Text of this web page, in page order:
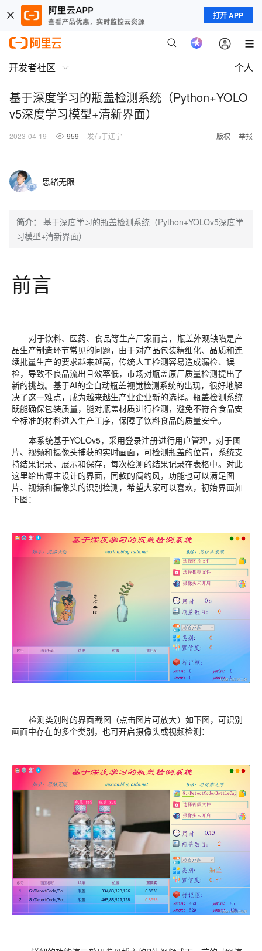
打开 APP
开发者社区 个人
基于深度学习的瓶盖检测系统（Python+YOLO
v5深度学习模型+清新界面）
2023-04-19 959 发布于辽宁 版权 举报
思绪无限
简介：
基于深度学习的瓶盖检测系统（Python+YOLOv5深度学
习模型+清新界面）
前言
对于饮料、医药、食品等生产厂家而言，瓶盖外观缺陷是产
品生产制造环节常见的问题，由于对产品包装精细化、品质和连
续批量生产的要求越来越高，传统人工检测容易造成漏检、误
检，导致不良品流出且效率低，市场对瓶盖原厂质量检测提出了
新的挑战。基于AI的全自动瓶盖视觉检测系统的出现，很好地解
决了这一难点，成为越来越生产业企业新的选择。瓶盖检测系统
既能确保包装质量，能对瓶盖材质进行检测，避免不符合食品安
全标准的材料进入生产工序，保障了饮料食品的质量安全。
本系统基于YOLOv5，采用登录注册进行用户管理，对于图
片、视频和摄像头捕获的实时画面，可检测瓶盖的位置，系统支
持结果记录、展示和保存，每次检测的结果记录在表格中。对此
这里给出博主设计的界面，同款的简约风，功能也可以满足图
片、视频和摄像头的识别检测，希望大家可以喜欢，初始界面如
下图：
检测类别时的界面截图（点击图片可放大）如下图，可识别
画面中存在的多个类别，也可开启摄像头或视频检测：